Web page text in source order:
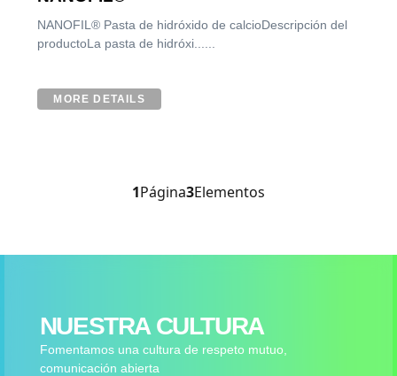
NANOFIL® Pasta de hidróxido de calcioDescripción del
productoLa pasta de hidróxi......
MORE DETAILS
1Página3Elementos
NUESTRA CULTURA
Fomentamos una cultura de respeto mutuo,
comunicación abierta